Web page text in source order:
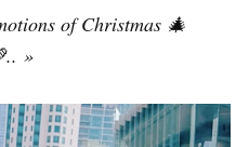
of Christmas 🎄
»